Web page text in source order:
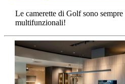
Le camerette di Golf sono
multifunzionali!